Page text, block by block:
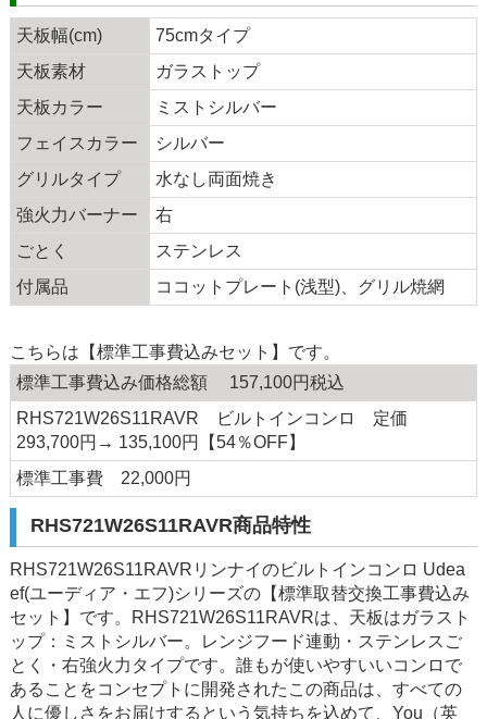
天板幅(cm)
75cmタイプ
天板素材
ガラストップ
天板カラー
ミストシルバー
フェイスカラー
シルバー
グリルタイプ
水なし両面焼き
強火力バーナー
右
ごとく
ステンレス
付属品
ココットプレート(浅型)、グリル焼網
こちらは【標準工事費込みセット】です。
標準工事費込み価格総額 157,100円税込
RHS721W26S11RAVR ビルトインコンロ 定価
293,700円→ 135,100円【54％OFF】
標準工事費 22,000円
RHS721W26S11RAVR商品特性
RHS721W26S11RAVRリンナイのビルトインコンロ Udea
ef(ユーディア・エフ)シリーズの【標準取替交換工事費込み
セット】です。RHS721W26S11RAVRは、天板はガラスト
ップ：ミストシルバー。レンジフード連動・ステンレスご
とく・右強火力タイプです。誰もが使いやすいいコンロで
あることをコンセプトに開発されたこの商品は、すべての
人に優しさをお届けするという気持ちを込めて、You（英